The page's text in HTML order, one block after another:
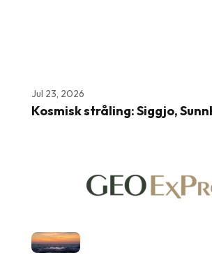
Jul 23, 2026
Kosmisk stråling: Siggjo,